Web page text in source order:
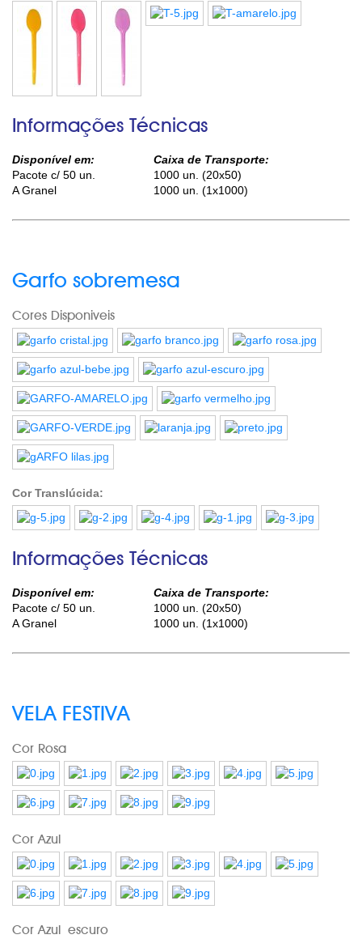
Informações Técnicas
Disponível em:
Caixa de Transporte:
Pacote c/ 50 un.
1000 un. (20x50)
A Granel
1000 un. (1x1000)
Garfo sobremesa
Cores Disponiveis
Cor Translúcida:
Informações Técnicas
Disponível em:
Caixa de Transporte:
Pacote c/ 50 un.
1000 un. (20x50)
A Granel
1000 un. (1x1000)
VELA FESTIVA
Cor Rosa
Cor Azul
Cor Azul escuro